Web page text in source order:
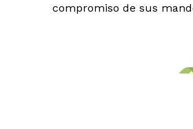
compromiso de sus